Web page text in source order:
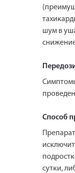
шум в
Способ
сутки,